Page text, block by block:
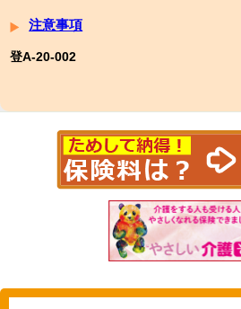
注意事項
登A-20-002